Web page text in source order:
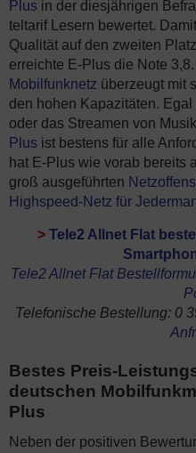
Plus in der diesjährigen
teltarif Lesern bewertet.
Qualität auf den zweiten
erreichte E-Plus die Note
Mobilfunknetz überzeugt mit
den hohen Kapazitäten. Egal
oder das Streamen von
Plus ist bestens für alle
hat E-Plus wie vorab bereits
groß ausgeführten
Highspeed-Netz für
> Tele2 Allnet Flat
Tele2 Allnet Flat
Telefonische Bestellung: 0
Bestes Preis-
deutschen
Plus
Neben der positiven